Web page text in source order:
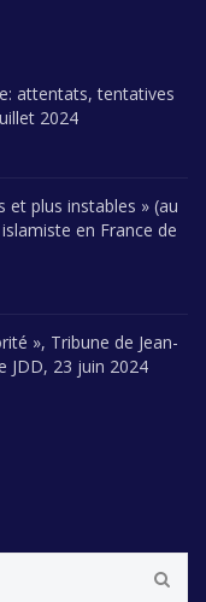
attentats, tentatives
2024
et plus instables » (au
en France de
», Tribune de Jean-
JDD, 23 juin 2024